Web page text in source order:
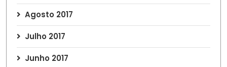
Agosto 2017
Julho 2017
Junho 2017